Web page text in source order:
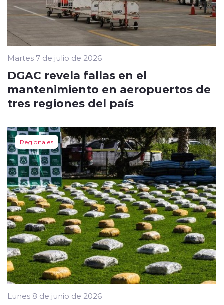
Martes 7 de julio de 2026
DGAC revela fallas en el
mantenimiento en aeropuertos de
tres regiones del país
Regionales
Lunes 8 de junio de 2026